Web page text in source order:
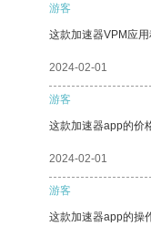
游客
这款加速器VPM应
2024-02-01
游客
这款加速器app的价
2024-02-01
游客
这款加速器app的操